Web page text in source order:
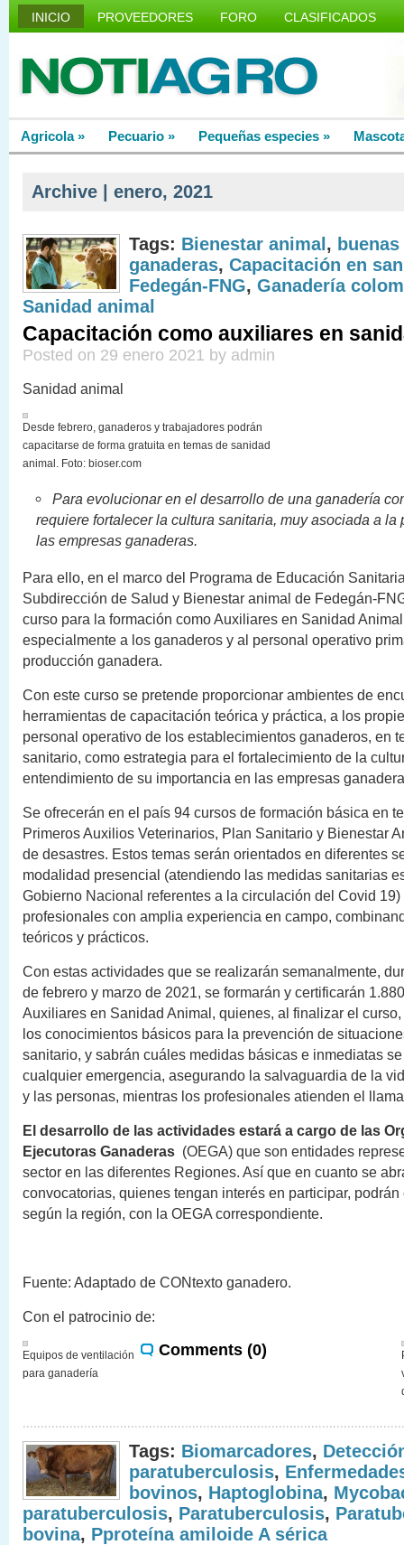
INICIO PROVEEDORES FORO CLASIFICADOS
Agricola» Pecuario » Pequeñas especies »
Archive | enero, 2021
Tags: Bienestar animal ,
ganaderas, Capacitación en
Fedegán-FNG, Ganadería
Sanidad animal
Capacitación como auxiliares en
Posted on 29 enero 2021 by admin
Sanidad animal
Desde febrero, ganaderos y trabajadores podrán
capacitarse de forma gratuita en temas de sanidad
animal. Foto: bioser.com
Para evolucionar en el desarrollo de una ganadería
requiere fortalecer la cultura sanitaria, muy asociada a la
las empresas ganaderas.
Para ello, en el marco del Programa de Educación
Subdirección de Salud y Bienestar animal de Fedegán-
curso para la formación como Auxiliares en Sanidad
especialmente a los ganaderos y al personal operativo
producción ganadera.
Con este curso se pretende proporcionar ambientes de
herramientas de capacitación teórica y práctica, a los
personal operativo de los establecimientos ganaderos, en
sanitario, como estrategia para el fortalecimiento de la
entendimiento de su importancia en las empresas
Se ofrecerán en el país 94 cursos de formación básica en
Primeros Auxilios Veterinarios, Plan Sanitario y Bienestar
de desastres. Estos temas serán orientados en diferentes
modalidad presencial (atendiendo las medidas sanitarias
Gobierno Nacional referentes a la circulación del Covid 19)
profesionales con amplia experiencia en campo,
teóricos y prácticos.
Con estas actividades que se realizarán semanalmente,
de febrero y marzo de 2021, se formarán y certificarán
Auxiliares en Sanidad Animal, quienes, al finalizar el
los conocimientos básicos para la prevención de
sanitario, y sabrán cuáles medidas básicas e inmediatas
cualquier emergencia, asegurando la salvaguardia de la
y las personas, mientras los profesionales atienden el
El desarrollo de las actividades estará a cargo de las
Ejecutoras Ganaderas (OEGA) que son entidades
sector en las diferentes Regiones. Así que en cuanto se
convocatorias, quienes tengan interés en participar,
según la región, con la OEGA correspondiente.
Fuente: Adaptado de CONtexto ganadero.
Con el patrocinio de:
Equipos de ventilación
para ganadería
Comments (0)
Tags: Biomarcadores,
paratuberculosis,
bovinos, Haptoglobina,
paratuberculosis, Paratuberculosis,
bovina, Pproteína amiloide A sérica